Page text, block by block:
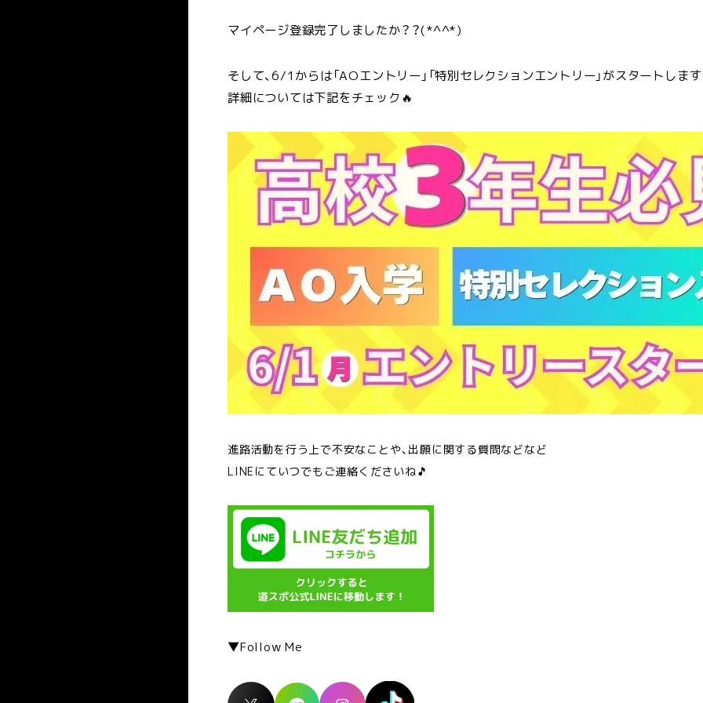
マイページ登録完了しましたか？？(*^^*)
そして、6/1からは「AOエントリー」「特別セレクションエントリー」がスタートします
詳細については下記をチェック🔥
進路活動を行う上で不安なことや、出願に関する質問などなど
LINEにていつでもご連絡くださいね🎵
▼Follow Me